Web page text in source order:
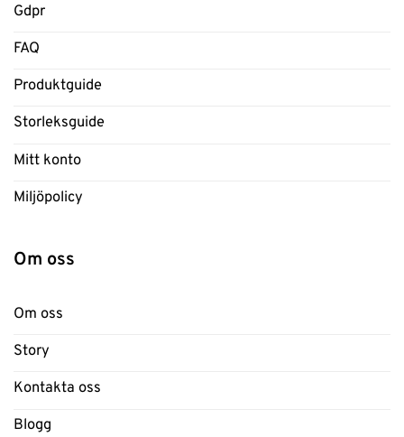
Gdpr
FAQ
Produktguide
Storleksguide
Mitt konto
Miljöpolicy
Om oss
Om oss
Story
Kontakta oss
Blogg